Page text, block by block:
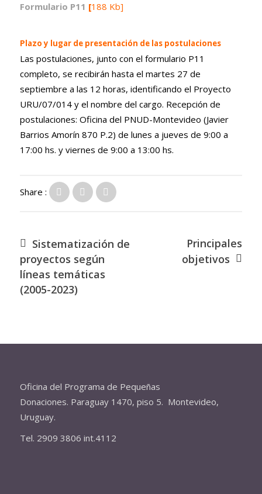
Formulario P11 [188 Kb]
Plazo y lugar de presentación de las postulaciones
Las postulaciones, junto con el formulario P11
completo, se recibirán hasta el martes 27 de
septiembre a las 12 horas, identificando el Proyecto
URU/07/014 y el nombre del cargo. Recepción de
postulaciones: Oficina del PNUD-Montevideo (Javier
Barrios Amorín 870 P.2) de lunes a jueves de 9:00 a
17:00 hs. y viernes de 9:00 a 13:00 hs.
Share :
Sistematización de
proyectos según
líneas temáticas
(2005-2023)
Principales
objetivos
Oficina del Programa de Pequeñas
Donaciones. Paraguay 1470, piso 5. Montevideo,
Uruguay.
Tel. 2909 3806 int.4112